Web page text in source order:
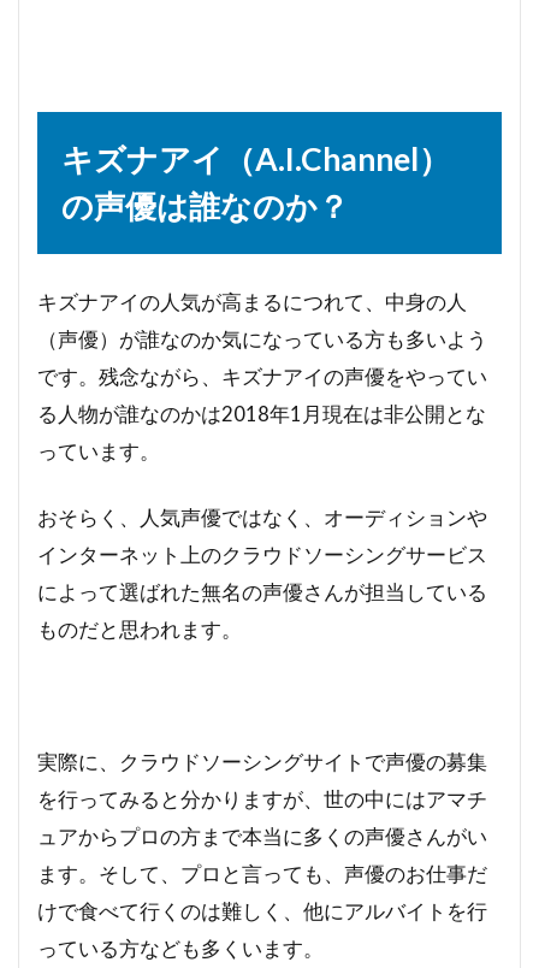
キズナアイ（A.I.Channel）
の声優は誰なのか？
キズナアイの人気が高まるにつれて、中身の人
（声優）が誰なのか気になっている方も多いよう
です。残念ながら、キズナアイの声優をやってい
る人物が誰なのかは2018年1月現在は非公開とな
っています。
おそらく、人気声優ではなく、オーディションや
インターネット上のクラウドソーシングサービス
によって選ばれた無名の声優さんが担当している
ものだと思われます。
実際に、クラウドソーシングサイトで声優の募集
を行ってみると分かりますが、世の中にはアマチ
ュアからプロの方まで本当に多くの声優さんがい
ます。そして、プロと言っても、声優のお仕事だ
けで食べて行くのは難しく、他にアルバイトを行
っている方なども多くいます。